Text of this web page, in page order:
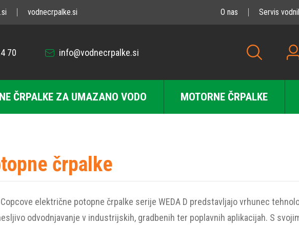
vodnecrpalke.si O nas Servis
70 info@vodnecrpalke.si
ČRPALKE ZA UMAZANO VODO MOTORNE ČRPALKE
črpalke
električne potopne črpalke serije WEDA D predstavljajo vrhunec
odvodnjavanje v industrijskih, gradbenih ter poplavnih aplikacijah. S